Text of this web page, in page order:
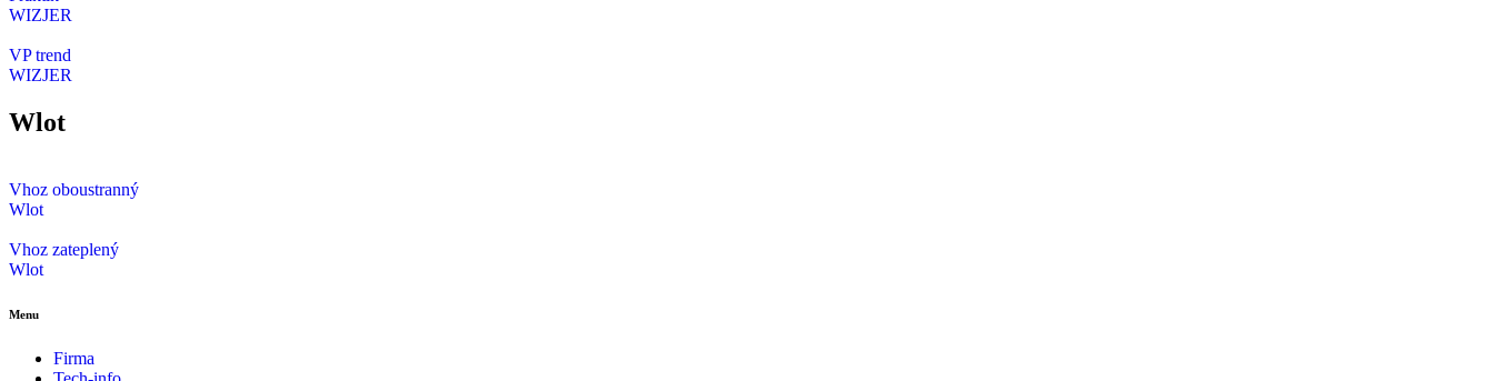
WIZJER
VP trend
WIZJER
Wlot
Vhoz oboustranný
Wlot
Vhoz zateplený
Wlot
Menu
Firma